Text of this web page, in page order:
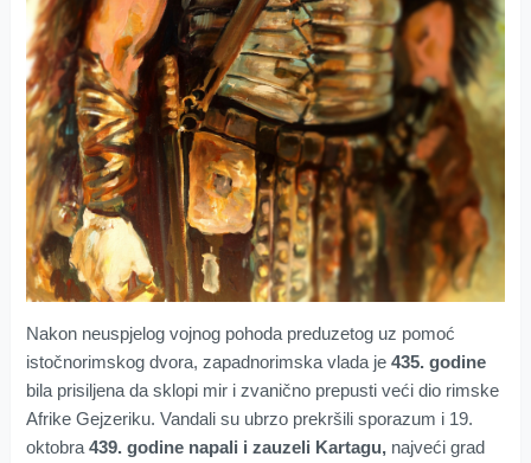
Nakon neuspjelog vojnog pohoda preduzetog uz pomoć
istočnorimskog dvora, zapadnorimska vlada je 435. godine
bila prisiljena da sklopi mir i zvanično prepusti veći dio rimske
Afrike Gejzeriku. Vandali su ubrzo prekršili sporazum i 19.
oktobra 439. godine napali i zauzeli Kartagu,najveći grad